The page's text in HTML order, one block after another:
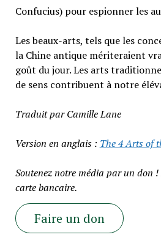
Confucius) pour espionner les
Les beaux-arts, tels que les
la Chine antique mériteraient
goût du jour. Les arts
de sens contribuent à notre
Traduit par Camille Lane
Version en anglais : The 4 Arts of
Soutenez notre média par un don
carte bancaire.
Faire un don